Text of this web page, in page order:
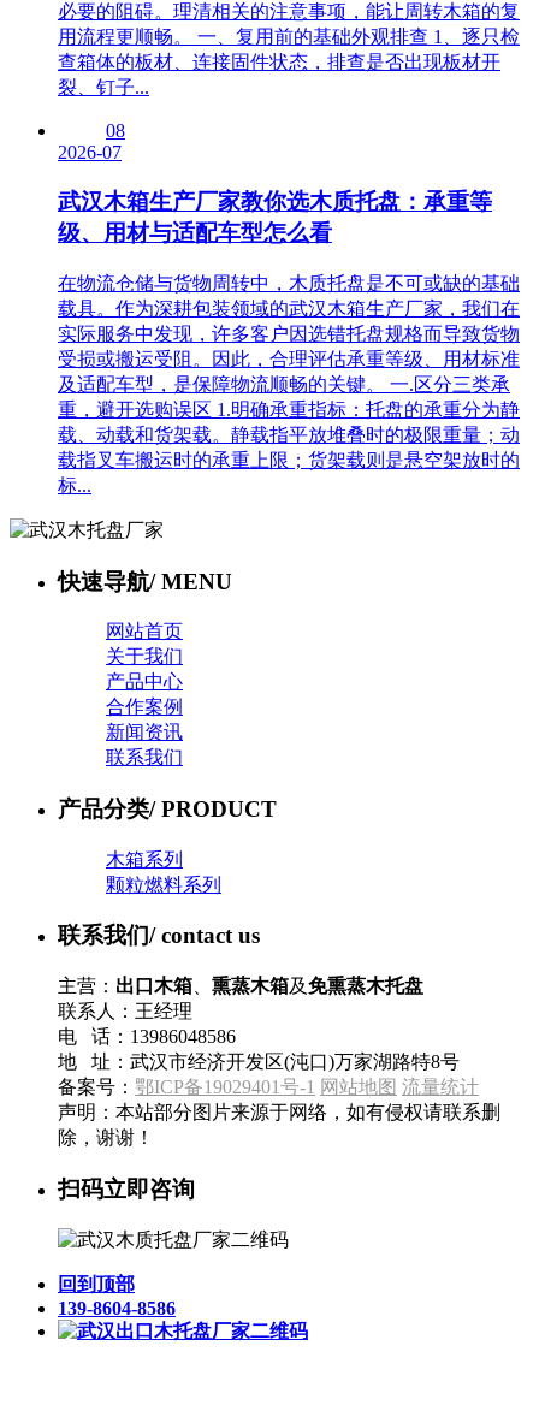
必要的阻碍。理清相关的注意事项，能让周转木箱的复
用流程更顺畅。 一、复用前的基础外观排查 1、逐只检
查箱体的板材、连接固件状态，排查是否出现板材开
裂、钉子...
08
2026-07
武汉木箱生产厂家教你选木质托盘：承重等
级、用材与适配车型怎么看
在物流仓储与货物周转中，木质托盘是不可或缺的基础
载具。作为深耕包装领域的武汉木箱生产厂家，我们在
实际服务中发现，许多客户因选错托盘规格而导致货物
受损或搬运受阻。因此，合理评估承重等级、用材标准
及适配车型，是保障物流顺畅的关键。 一.区分三类承
重，避开选购误区 1.明确承重指标：托盘的承重分为静
载、动载和货架载。静载指平放堆叠时的极限重量；动
载指叉车搬运时的承重上限；货架载则是悬空架放时的
标...
快速导航/ MENU
网站首页
关于我们
产品中心
合作案例
新闻资讯
联系我们
产品分类/ PRODUCT
木箱系列
颗粒燃料系列
联系我们/ contact us
主营： 出口木箱 熏蒸木箱及免熏蒸木托盘
联系人：王经理
电 话：13986048586
地 址：武汉市经济开发区(沌口)万家湖路特8号
备案号： 鄂ICP备19029401号-1 网站地图 流量统计
声明：本站部分图片来源于网络，如有侵权请联系删
除，谢谢！
扫码立即咨询
回到顶部
139-8604-8586